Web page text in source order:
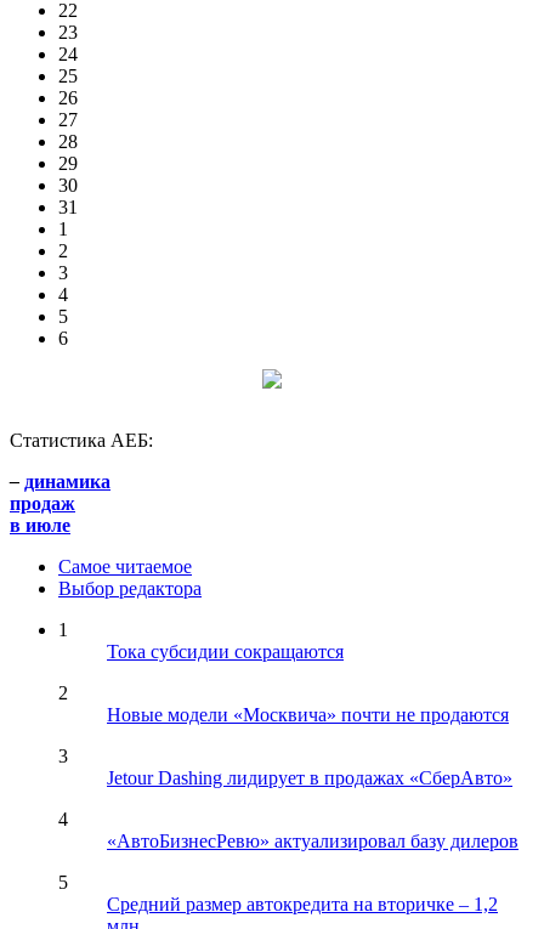
22
23
24
25
26
27
28
29
30
31
1
2
3
4
5
6
Статистика АЕБ:
– динамика
продаж
в июле
Самое читаемое
Выбор редактора
1
Тока субсидии сокращаются
2
Новые модели «Москвича» почти не продаются
3
Jetour Dashing лидирует в продажах «СберАвто»
4
«АвтоБизнесРевю» актуализировал базу дилеров
5
Средний размер автокредита на вторичке – 1,2